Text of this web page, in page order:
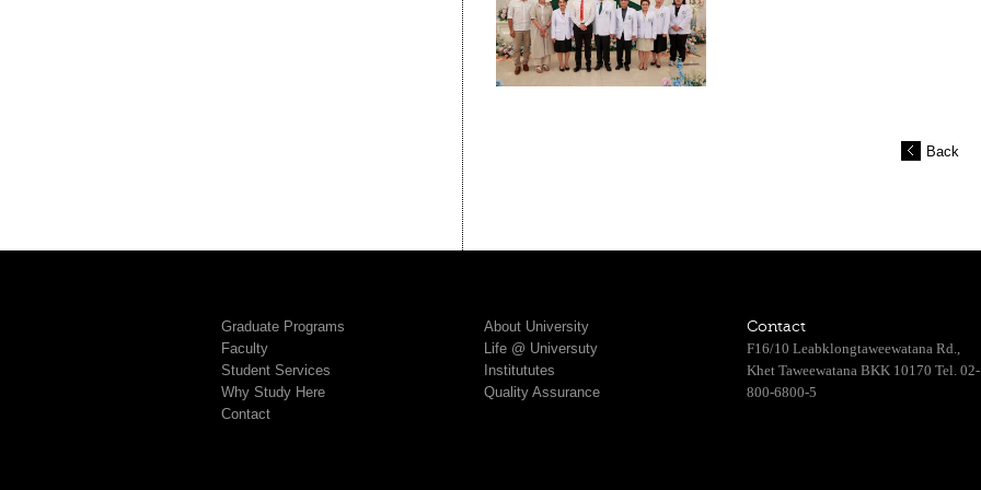
Back
Graduate Programs
Faculty
Student Services
Why Study Here
Contact
About University
Life @ Universuty
Institututes
Quality Assurance
Contact
F16/10 Leabklongtaweewatana Rd.,
Khet Taweewatana BKK 10170 Tel. 02-
800-6800-5